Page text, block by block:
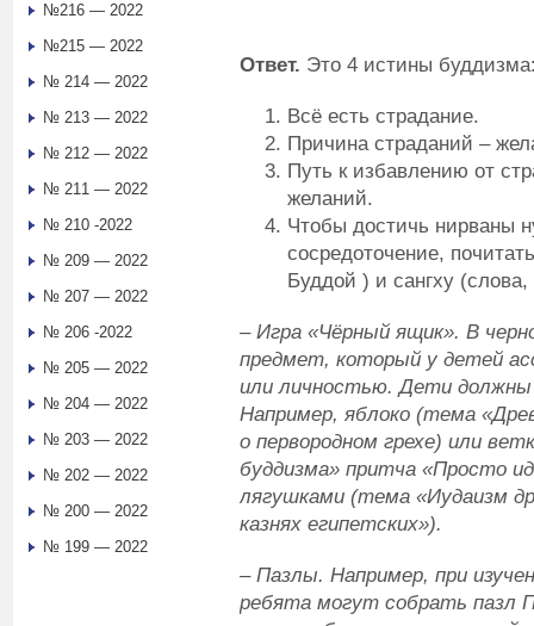
Ответ. Это 4 истины
Всё есть страдание.
Причина страданий –
Путь к избавлению от
желаний.
Чтобы достичь нирваны
сосредоточение,
Буддой ) и сангху
– Игра «Чёрный ящик». В
предмет, который у детей
или личностью. Дети должны
Например, яблоко (тема
о первородном грехе) или
буддизма» притча «Просто
лягушками (тема «Иудаизм
казнях египетских»).
– Пазлы. Например, при
ребята могут собрать пазл
№216 — 2022
№215 — 2022
№ 214 — 2022
№ 213 — 2022
№ 212 — 2022
№ 211 — 2022
№ 210 -2022
№ 209 — 2022
№ 207 — 2022
№ 206 -2022
№ 205 — 2022
№ 204 — 2022
№ 203 — 2022
№ 202 — 2022
№ 200 — 2022
№ 199 — 2022